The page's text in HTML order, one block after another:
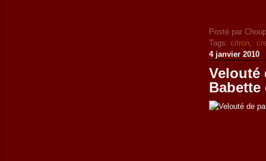
Posté par
Tags:citron,
4 janvier 2010
Velouté
Babette